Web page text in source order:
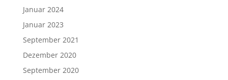
Januar 2024
Januar 2023
September 2021
Dezember 2020
September 2020